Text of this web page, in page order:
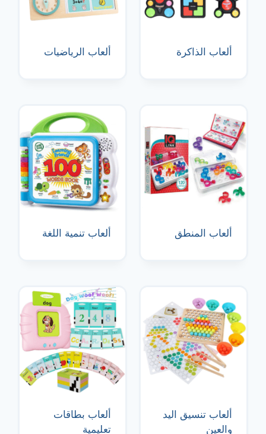
ألعاب الذاكرة ألعاب الرياضيات
ألعاب المنطق ألعاب تنمية اللغة
ألعاب تنسيق اليد
والعين
ألعاب بطاقات
تعليمية